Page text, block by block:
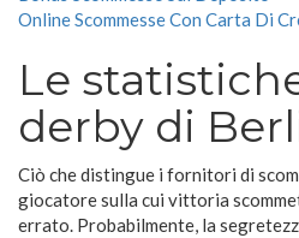
Online Scommesse Con Carta Di
Le
derby di
Ciò che distingue i fornitori di
giocatore sulla cui vittoria
errato. Probabilmente, la